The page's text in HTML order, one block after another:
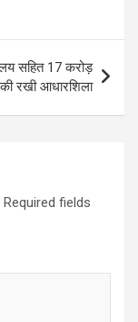
सहित 17 करोड़
रखी आधारशिला
Required fields